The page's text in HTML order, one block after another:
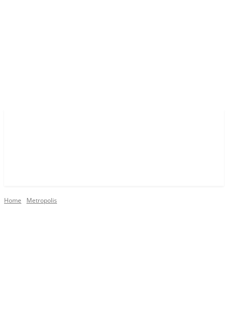
Home Metropolis